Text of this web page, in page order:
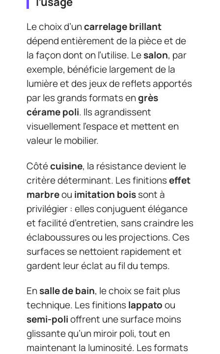
Le choix d’uncarrelage brillant
dépend entièrement de la pièce et de
la façon dont on l’utilise. Lesalon, par
exemple, bénéficie largement de la
lumière et des jeux de reflets apportés
par les grands formats engrès
cérame poli. Ils agrandissent
visuellement l’espace et mettent en
valeur le mobilier.
Côtécuisine, la résistance devient le
critère déterminant. Les finitionseffet
marbreou imitation boissont à
privilégier : elles conjuguent élégance
et facilité d’entretien, sans craindre les
éclaboussures ou les projections. Ces
surfaces se nettoient rapidement et
gardent leur éclat au fil du temps.
Ensalle de bain, le choix se fait plus
technique. Les finitionslappatoou
semi-polioffrent une surface moins
glissante qu’un miroir poli, tout en
maintenant la luminosité. Les formats